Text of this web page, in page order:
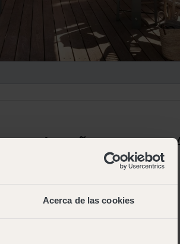
Acerca de las cookies
Aragão
Alojamento